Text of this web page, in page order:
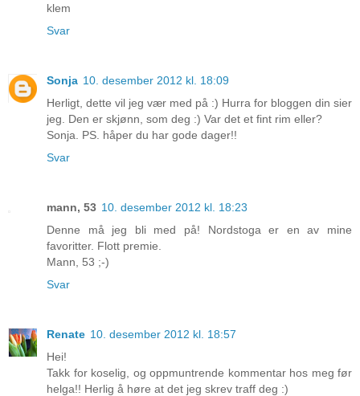
klem
Svar
Sonja 10. desember 2012 kl. 18:09
Herligt, dette vil jeg vær med på :) Hurra for bloggen din sier
jeg. Den er skjønn, som deg :) Var det et fint rim eller?
Sonja. PS. håper du har gode dager!!
Svar
mann, 53 10. desember 2012 kl. 18:23
Denne må jeg bli med på! Nordstoga er en av mine
favoritter. Flott premie.
Mann, 53 ;-)
Svar
Renate 10. desember 2012 kl. 18:57
Hei!
Takk for koselig, og oppmuntrende kommentar hos meg før
helga!! Herlig å høre at det jeg skrev traff deg :)